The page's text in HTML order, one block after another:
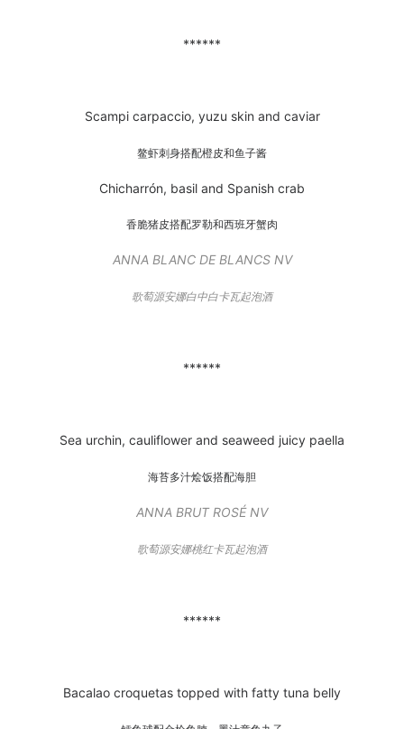
******
Scampi carpaccio, yuzu skin and caviar
鳌虾刺身搭配橙皮和鱼子酱
Chicharrón, basil and Spanish crab
香脆猪皮搭配罗勒和西班牙蟹肉
ANNA BLANC DE BLANCS NV
歌萄源安娜白中白卡瓦起泡酒
******
Sea urchin, cauliflower and seaweed juicy paella
海苔多汁烩饭搭配海胆
ANNA BRUT ROSÉ NV
歌萄源安娜桃红卡瓦起泡酒
******
Bacalao croquetas topped with fatty tuna belly